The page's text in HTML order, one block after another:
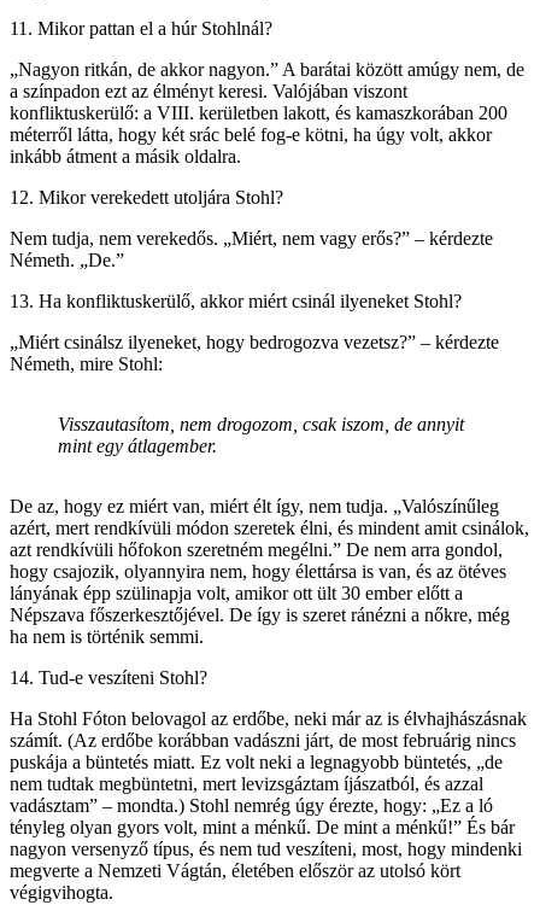
11. Mikor pattan el a húr Stohlnál?
„Nagyon ritkán, de akkor nagyon.” A barátai között amúgy nem, de
a színpadon ezt az élményt keresi. Valójában viszont
konfliktuskerülő: a VIII. kerületben lakott, és kamaszkorában 200
méterről látta, hogy két srác belé fog-e kötni, ha úgy volt, akkor
inkább átment a másik oldalra.
12. Mikor verekedett utoljára Stohl?
Nem tudja, nem verekedős. „Miért, nem vagy erős?” – kérdezte
Németh. „De.”
13. Ha konfliktuskerülő, akkor miért csinál ilyeneket Stohl?
„Miért csinálsz ilyeneket, hogy bedrogozva vezetsz?” – kérdezte
Németh, mire Stohl:
Visszautasítom, nem drogozom, csak iszom, de annyit
mint egy átlagember.
De az, hogy ez miért van, miért élt így, nem tudja. „Valószínűleg
azért, mert rendkívüli módon szeretek élni, és mindent amit csinálok,
azt rendkívüli hőfokon szeretném megélni.” De nem arra gondol,
hogy csajozik, olyannyira nem, hogy élettársa is van, és az ötéves
lányának épp szülinapja volt, amikor ott ült 30 ember előtt a
Népszava főszerkesztőjével. De így is szeret ránézni a nőkre, még
ha nem is történik semmi.
14. Tud-e veszíteni Stohl?
Ha Stohl Fóton belovagol az erdőbe, neki már az is élvhajhászásnak
számít. (Az erdőbe korábban vadászni járt, de most februárig nincs
puskája a büntetés miatt. Ez volt neki a legnagyobb büntetés, „de
nem tudtak megbüntetni, mert levizsgáztam íjászatból, és azzal
vadásztam” – mondta.) Stohl nemrég úgy érezte, hogy: „Ez a ló
tényleg olyan gyors volt, mint a ménkű. De mint a ménkű!” És bár
nagyon versenyző típus, és nem tud veszíteni, most, hogy mindenki
megverte a Nemzeti Vágtán, életében először az utolsó kört
végigvihogta.